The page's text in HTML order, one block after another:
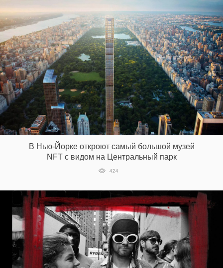
В Нью-Йорке откроют самый большой музей
NFT с видом на Центральный парк
424